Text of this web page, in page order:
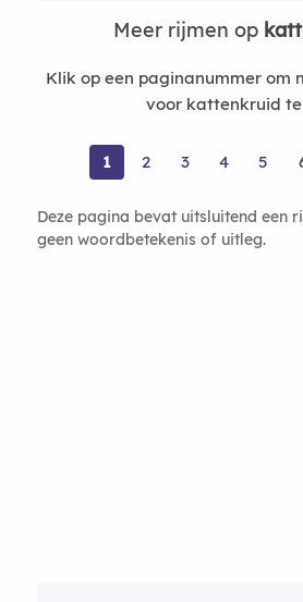
Meer rijmen op
Klik op een paginanummer om
voor kattenkruid te
1 2 3 4 5
Deze pagina bevat uitsluitend een
geen woordbetekenis of uitleg.